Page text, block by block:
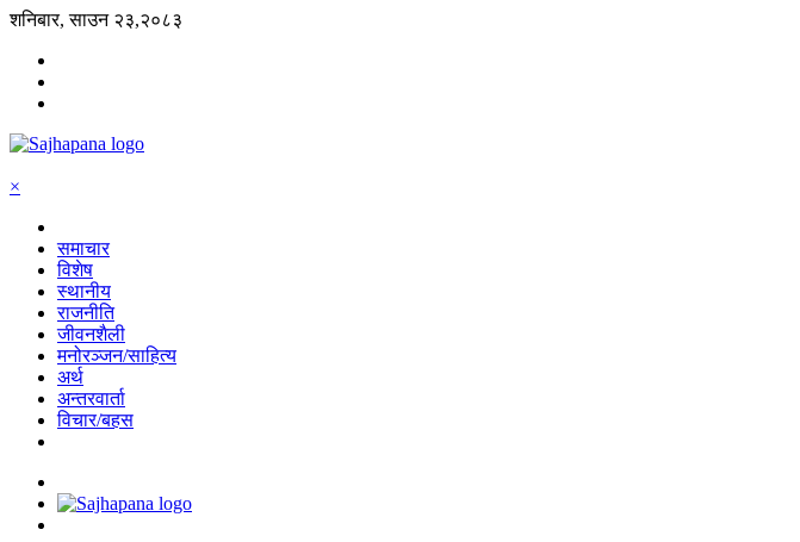
शनिबार, साउन २३,२०८३
×
समाचार
विशेष
स्थानीय
राजनीति
जीवनशैली
मनोरञ्जन/साहित्य
अर्थ
अन्तरवार्ता
विचार/बहस